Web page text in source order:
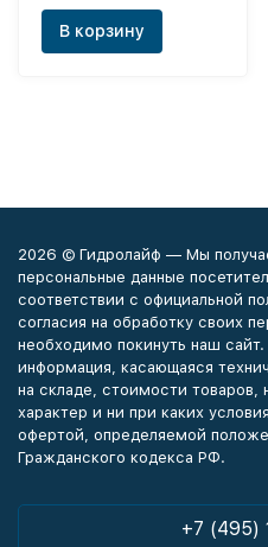
В корзину
2026 © Гидролайф — Мы
персональные данные
соответствии с официальной
согласия на обработку своих
необходимо покинуть наш
информация, касающаяся
на складе, стоимости товаров,
характер и ни при каких
офертой, определяемой
Гражданского кодекса РФ.
+7 (495)